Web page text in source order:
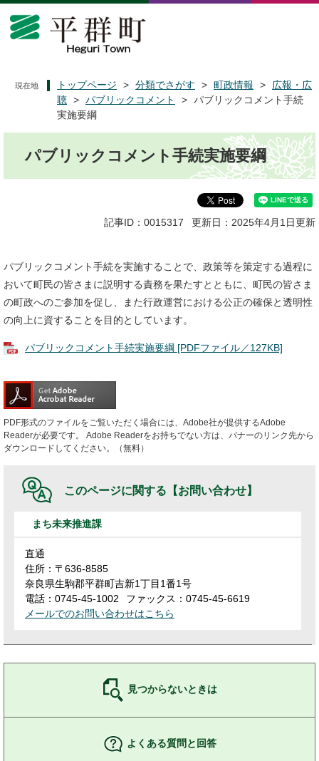
ペ
メ
現在地 トップページ > 分類でさがす > 町政情報 >
広報・広
聴 > パブリックコメント > パブリックコメント手続
実施要綱
パブリックコメント手続実施要綱
記事ID：0015317 更新日：2025年4月1日更新
パブリックコメント手続を実施することで、政策等を策定する過程に
おいて町民の皆さまに説明する責務を果たすとともに、町民の皆さま
の町政へのご参加を促し、また行政運営における公正の確保と透明性
の向上に資することを目的としています。
パブリックコメント手続実施要綱 [PDFファイル／127KB]
PDF形式のファイルをご覧いただく場合には、Adobe社が提供するAdobe
Readerが必要です。
Adobe Readerをお持ちでない方は、バナーのリンク先から
ダウンロードしてください。（無料）
このページに関する 【お問い合わせ】
まち未来推進課
直通
住所：〒636-8585
奈良県生駒郡平群町吉新1丁目1番1号
電話：0745-45-1002
ファックス：0745-45-6619
メールでのお問い合わせはこちら
見つからないときは
よくある質問と回答